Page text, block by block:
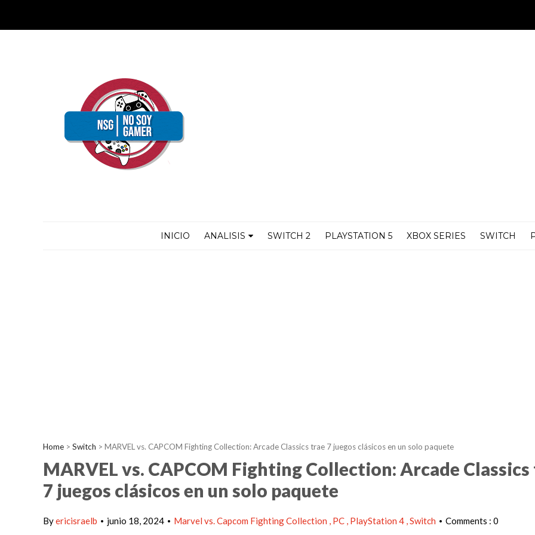
INICIO ANALISIS SWITCH 2 PLAYSTATION 5 XBOX SERIES SWITCH
Home > Switch > MARVEL vs. CAPCOM Fighting Collection: Arcade Classics trae 7 juegos clásicos en un solo paquete
MARVEL vs. CAPCOM Fighting Collection: Arcade
7 juegos clásicos en un solo paquete
Byericisraelb • junio 18, 2024 • Marvel vs. Capcom Fighting Collection PC PlayStation 4 Switch • Comments : 0